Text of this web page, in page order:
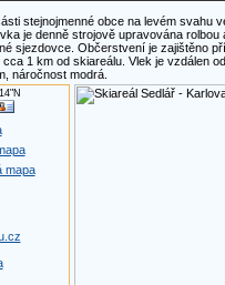
stejnojmenné obce na levém svahu
je denně strojově upravována rolbou
sjezdovce. Občerstvení je zajištěno
1 km od skiareálu. Vlek je vzdálen
náročnost modrá.
mapa